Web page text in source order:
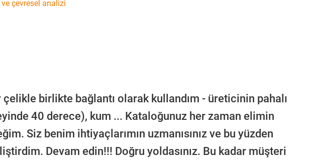
çevresel analizi
birlikte bağlantı olarak kullandım - üreticinin pahalı
40 derece), kum ... Kataloğunuz her zaman elimin
Siz benim ihtiyaçlarımın uzmanısınız ve bu yüzden
Devam edin!!! Doğru yoldasınız. Bu kadar müşteri